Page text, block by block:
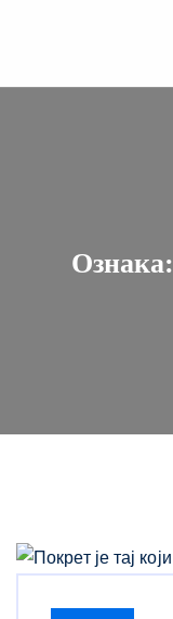
Ознака: